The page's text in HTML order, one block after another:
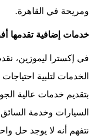
ومريحة في القاهرة.
خدمات إضافية تقدمها
في إكسترا ليموزين،
الخدمات لتلبية
بتقديم خدمات عالية
السيارات وخدمة
نتفهم أنه لا يوجد حل